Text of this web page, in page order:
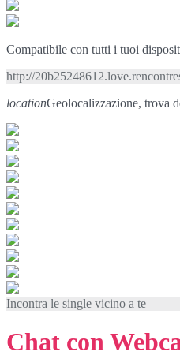
Compatibile con tutti i tuoi
http://
locationGeolocalizzazione, trova
Incontra le single vicino a te
Chat con